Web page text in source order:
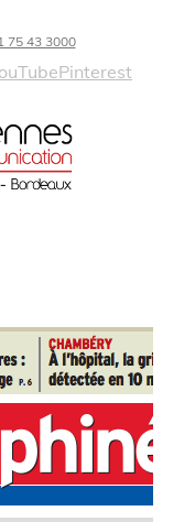
75 43 3000
Pinterest